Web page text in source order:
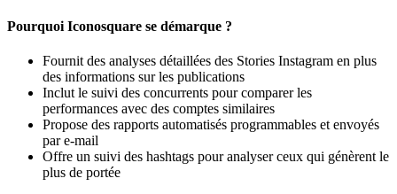
Pourquoi Iconosquare se démarque ?
Fournit des analyses détaillées des Stories Instagram en plus
des informations sur les publications
Inclut le suivi des concurrents pour comparer les
performances avec des comptes similaires
Propose des rapports automatisés programmables et envoyés
par e-mail
Offre un suivi des hashtags pour analyser ceux qui génèrent le
plus de portée